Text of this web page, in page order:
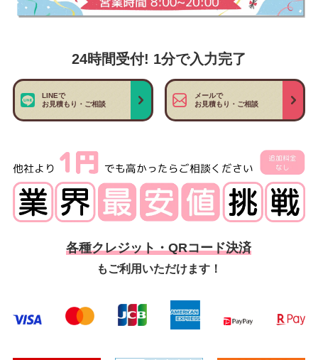
24時間受付! 1分で入力完了
LINEで
お見積もり・ご相談
メールで
お見積もり・ご相談
各種クレジット・QRコード決済
もご利用いただけます！